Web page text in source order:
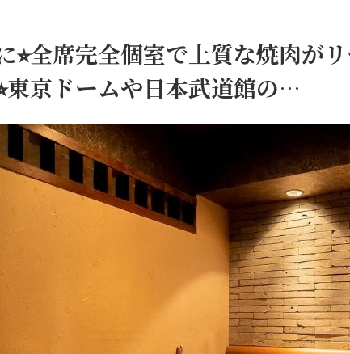
⭐︎全席完全個室で上質な焼肉が
東京ドームや日本武道館の…